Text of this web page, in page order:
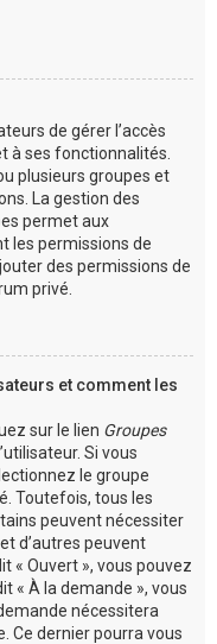
de gérer l’accès
à ses fonctionnalités.
plusieurs groupes et
La gestion des
permet aux
les permissions de
des permissions de
privé.
et comment les
sur le lien Groupes
Si vous
le groupe
Toutefois, tous les
peuvent nécessiter
d’autres peuvent
« Ouvert », vous pouvez
« À la demande », vous
nécessitera
Ce dernier pourra vous